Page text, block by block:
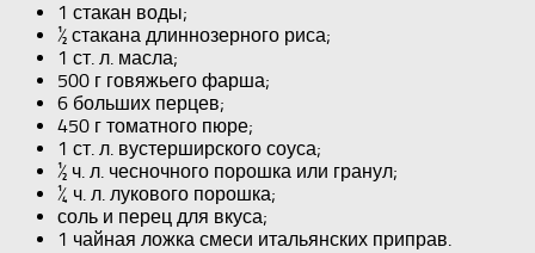
1 стакан воды;
½ стакана длиннозерного риса;
1 ст. л. масла;
500 г говяжьего фарша;
6 больших перцев;
450 г томатного пюре;
1 ст. л. вустерширского соуса;
½ ч. л. чесночного порошка или гранул;
¼ ч. л. лукового порошка;
соль и перец для вкуса;
1 чайная ложка смеси итальянских приправ.